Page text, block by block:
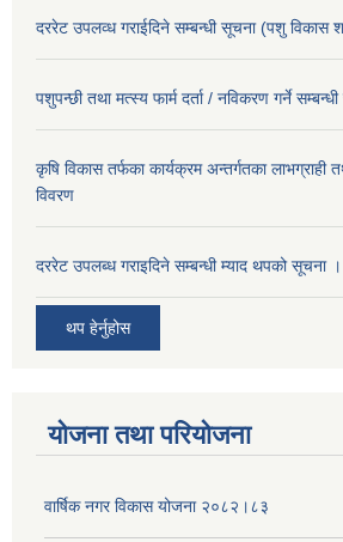
दररेट उपलव्ध गराईदिने सम्बन्धी सूचना (पशु विकास
पशुपन्छी तथा मत्स्य फार्म दर्ता / नविकरण गर्ने
कृषि विकास तर्फका कार्यक्रम अन्तर्गतका लाभग्राही
विवरण
दररेट उपलब्ध गराइदिने सम्बन्धी म्याद थपको सूचना ।
थप हेर्नुहोस
योजना तथा परियोजना
वार्षिक नगर विकास योजना २०८२।८३